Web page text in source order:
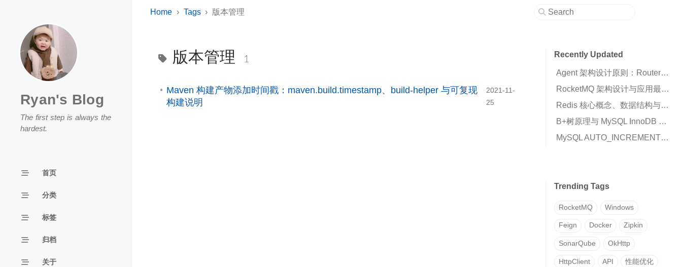
Ryan's Blog
The first step is always the
hardest.
首页
分类
标签
归档
关于
Home Tags 版本管理
版本管理 1
Maven 构建产物添加时间戳：maven.build.timestamp、build-helper 与可复现
构建说明
2021-11-
25
Recently Updated
Agent 架构设计原则：Router、Runtime 与 Business Script 的职责划分
RocketMQ 架构设计与应用最佳实践：高可用消息队列核心解析
Redis 核心概念、数据结构与高可用架构详解
B+树原理与 MySQL InnoDB 索引机制解析
MySQL AUTO_INCREMENT 插入 0 变成自增值的原因与解决方案
Trending Tags
RocketMQ Windows
Feign Docker Zipkin
SonarQube OkHttp
HttpClient API 性能优化